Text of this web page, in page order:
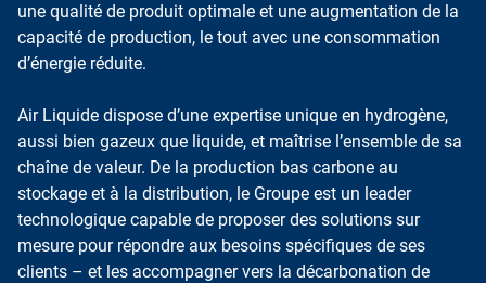
une qualité de produit optimale et une augmentation de la
capacité de production, le tout avec une consommation
d’énergie réduite.
Air Liquide dispose d’une expertise unique en hydrogène,
aussi bien gazeux que liquide, et maîtrise l’ensemble de sa
chaîne de valeur. De la production bas carbone au
stockage et à la distribution, le Groupe est un leader
technologique capable de proposer des solutions sur
mesure pour répondre aux besoins spécifiques de ses
clients – et les accompagner vers la décarbonation de